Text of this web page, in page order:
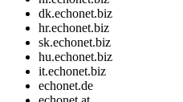
dk.echonet.biz
hr.echonet.biz
sk.echonet.biz
hu.echonet.biz
it.echonet.biz
echonet.de